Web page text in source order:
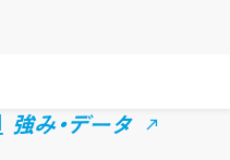
強み・データ